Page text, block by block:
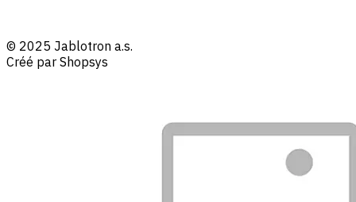
© 2025 Jablotron a.s.
Créé par Shopsys